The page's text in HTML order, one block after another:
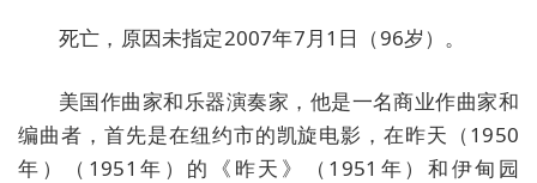
死亡，原因未指定2007年7月1日（96岁）。
美国作曲家和乐器演奏家，他是一名商业作曲家和
编曲者，首先是在纽约市的凯旋电影，在昨天（1950
年）（1951年）的《昨天》（1951年）和伊甸园